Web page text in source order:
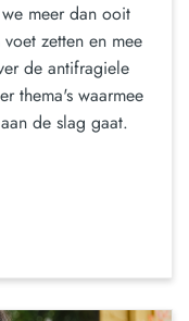
meer dan ooit
zetten en mee
de antifragiele
thema's waarmee
de slag gaat.